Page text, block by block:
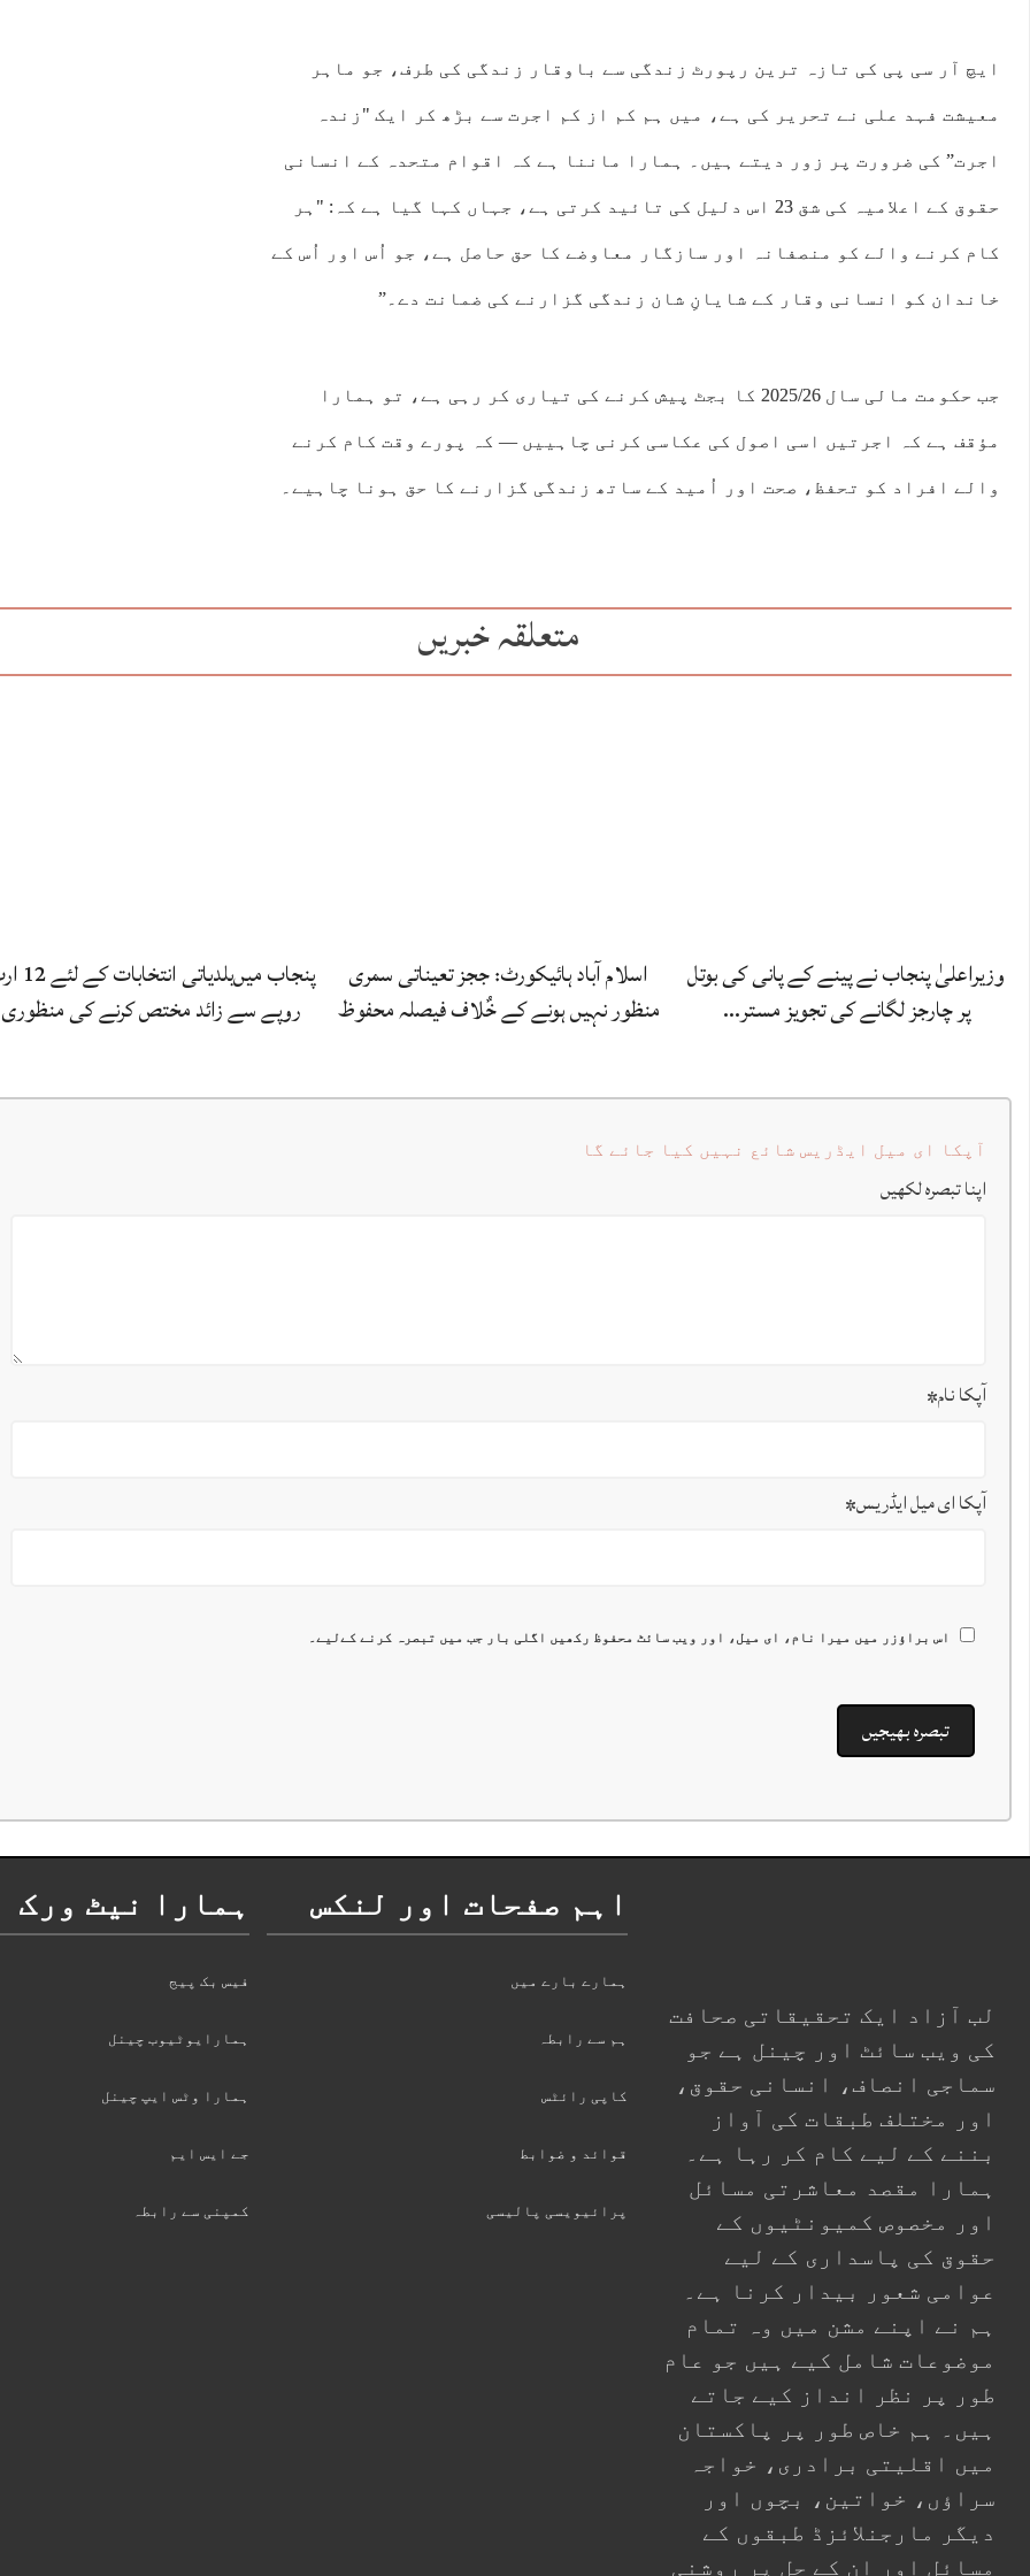
ایچ آر سی پی کی تازہ ترین رپورٹ زندگی سے باوقار زندگی کی طرف، جو ماہر
معیشت فہد علی نے تحریر کی ہے، میں ہم کم از کم اجرت سے بڑھ کر ایک "زندہ
اجرت” کی ضرورت پر زور دیتے ہیں۔ ہمارا ماننا ہے کہ اقوام متحدہ کے انسانی
حقوق کے اعلامیہ کی شق 23 اس دلیل کی تائید کرتی ہے، جہاں کہا گیا ہے کہ: "ہر
کام کرنے والے کو منصفانہ اور سازگار معاوضے کا حق حاصل ہے، جو اُس اور اُس کے
خاندان کو انسانی وقار کے شایانِ شان زندگی گزارنے کی ضمانت دے۔”
جب حکومت مالی سال 2025/26 کا بجٹ پیش کرنے کی تیاری کر رہی ہے، تو ہمارا
مؤقف ہے کہ اجرتیں اسی اصول کی عکاسی کرنی چاہییں — کہ پورے وقت کام کرنے
والے افراد کو تحفظ، صحت اور اُمید کے ساتھ زندگی گزارنے کا حق ہونا چاہیے۔
متعلقہ خبریں
وزیراعلیٰ پنجاب نے پینے کے پانی کی بوتل
پر چارجز لگانے کی تجویز مستر…
اسلام آباد ہائیکورٹ: ججز تعیناتی سمری
منظور نہیں‌ ہونے کے خٌلاف فیصلہ محفوظ
پنجاب
روپے سے زائد مختص کرنے کی منظوری
آپکا ای میل ایڈریس شائع نہیں کیا جائے گا
اپنا تبصرہ لکھیں
آپکا نام*
آپکا ای میل ایڈریس*
اس براؤزر میں میرا نام، ای میل، اور ویب سائٹ محفوظ رکھیں اگلی بار جب میں تبصرہ کرنے کےلیے۔
لب آزاد ایک تحقیقاتی صحافت
کی ویب سائٹ اور چینل ہے جو
سماجی انصاف، انسانی حقوق،
اور مختلف طبقات کی آواز
بننے کے لیے کام کر رہا ہے۔
ہمارا مقصد معاشرتی مسائل
اور مخصوص کمیونٹیوں کے
حقوق کی پاسداری کے لیے
عوامی شعور بیدار کرنا ہے۔
ہم نے اپنے مشن میں وہ تمام
موضوعات شامل کیے ہیں جو عام
طور پر نظر انداز کیے جاتے
ہیں۔ ہم خاص طور پر پاکستان
میں اقلیتی برادری، خواجہ
سراؤں، خواتین، بچوں اور
دیگر مارجنلائزڈ طبقوں کے
مسائل اور ان کے حل پر روشنی
اہم صفحات اور لنکس
ہمارے بارے میں
ہم سے رابطہ
کاپی رائٹس
قوائد و ضوابط
پرائیویسی پالیسی
ہمارا نیٹ ورک
فیس بک پیج
ہمارایوٹیوب چینل
ہمارا وٹس ایپ چینل
جے ایس ایم
کمپنی سے رابطہ